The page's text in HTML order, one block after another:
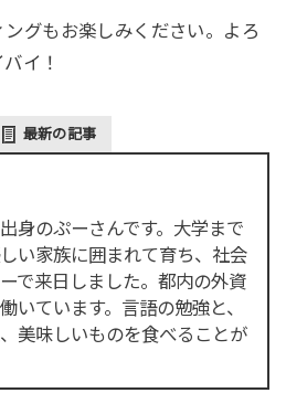
グもお楽しみください。よろ
イ！
最新の記事
身のぷーさんです。大学まで
い家族に囲まれて育ち、社会
で来日しました。都内の外資
いています。言語の勉強と、
美味しいものを食べることが